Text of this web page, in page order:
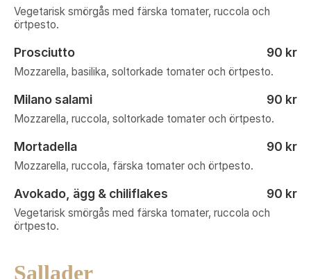
Vegetarisk smörgås med färska tomater, ruccola och
örtpesto.
Prosciutto 90 kr
Mozzarella, basilika, soltorkade tomater och örtpesto.
Milano salami 90 kr
Mozzarella, ruccola, soltorkade tomater och örtpesto.
Mortadella 90 kr
Mozzarella, ruccola, färska tomater och örtpesto.
Avokado, ägg & chiliflakes 90 kr
Vegetarisk smörgås med färska tomater, ruccola och
örtpesto.
Sallader